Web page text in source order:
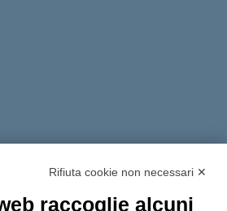
Privacy Policy
Rifiuta cookie non necessari ✕
raccoglie alcuni